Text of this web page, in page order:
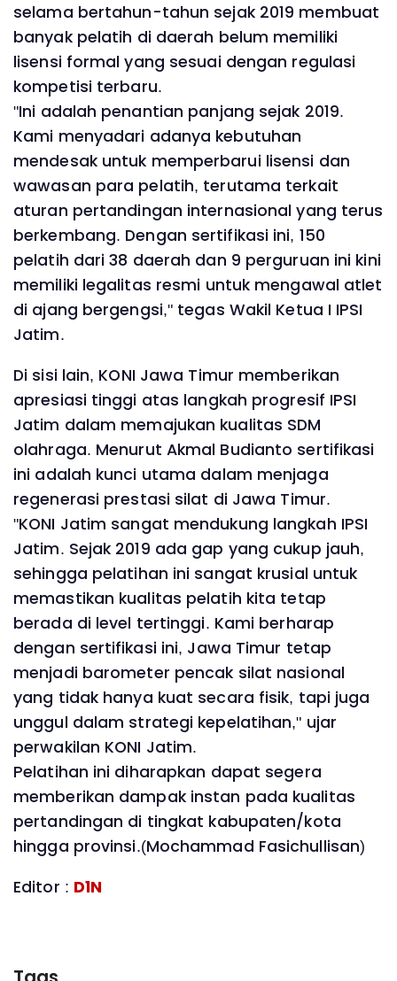
selama bertahun-tahun sejak 2019 membuat
banyak pelatih di daerah belum memiliki
lisensi formal yang sesuai dengan regulasi
kompetisi terbaru.
"Ini adalah penantian panjang sejak 2019.
Kami menyadari adanya kebutuhan
mendesak untuk memperbarui lisensi dan
wawasan para pelatih, terutama terkait
aturan pertandingan internasional yang terus
berkembang. Dengan sertifikasi ini, 150
pelatih dari 38 daerah dan 9 perguruan ini kini
memiliki legalitas resmi untuk mengawal atlet
di ajang bergengsi," tegas Wakil Ketua I IPSI
Jatim.
Di sisi lain, KONI Jawa Timur memberikan
apresiasi tinggi atas langkah progresif IPSI
Jatim dalam memajukan kualitas SDM
olahraga. Menurut Akmal Budianto sertifikasi
ini adalah kunci utama dalam menjaga
regenerasi prestasi silat di Jawa Timur.
"KONI Jatim sangat mendukung langkah IPSI
Jatim. Sejak 2019 ada gap yang cukup jauh,
sehingga pelatihan ini sangat krusial untuk
memastikan kualitas pelatih kita tetap
berada di level tertinggi. Kami berharap
dengan sertifikasi ini, Jawa Timur tetap
menjadi barometer pencak silat nasional
yang tidak hanya kuat secara fisik, tapi juga
unggul dalam strategi kepelatihan," ujar
perwakilan KONI Jatim.
Pelatihan ini diharapkan dapat segera
memberikan dampak instan pada kualitas
pertandingan di tingkat kabupaten/kota
hingga provinsi.(Mochammad Fasichullisan)
Editor : D1N